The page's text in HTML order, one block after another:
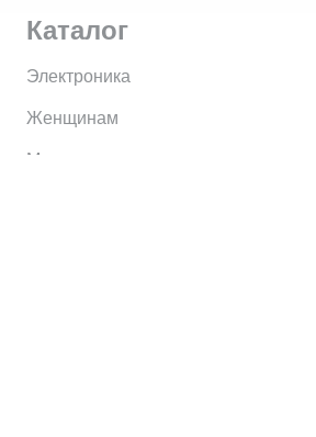
Каталог
Электроника
Женщинам
Мужчинам